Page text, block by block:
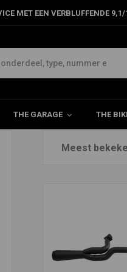
MET EEN VERBLUFFENDE
THE GARAGE THE
Meest